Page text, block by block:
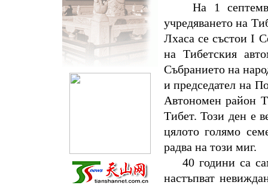
На 1
учредяването на
Лхаса се състои I
на Тибетския
Събранието на
и председател на
Автономен район
Тибет. Този ден е
цялото голямо
радва на този миг.
40 години са
настъпват